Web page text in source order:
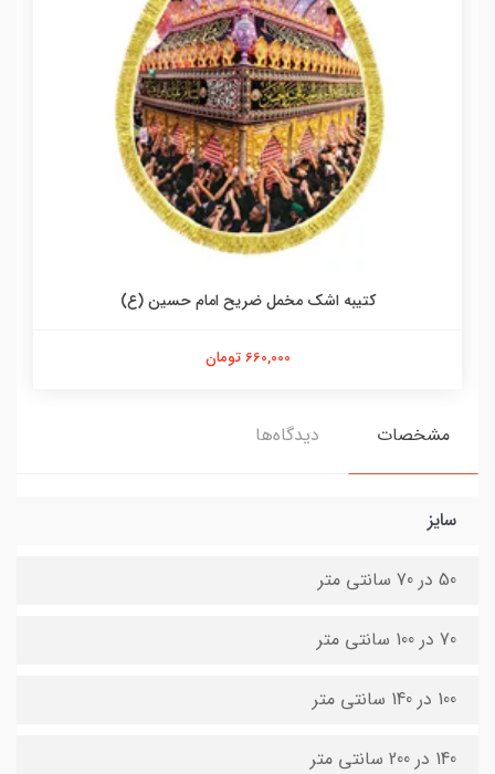
کتیبه اشک مخمل ضریح امام حسین (ع)
660,000 تومان
مشخصات دیدگاه‌ها
سایز
50 در 70 سانتی متر
70 در 100 سانتی متر
100 در 140 سانتی متر
140 در 200 سانتی متر